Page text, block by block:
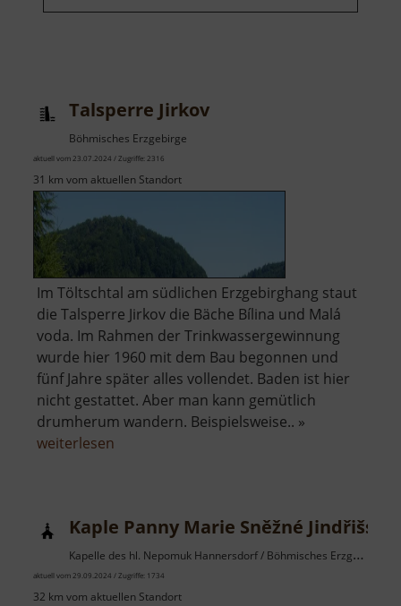
Talsperre Jirkov
Böhmisches Erzgebirge
aktuell vom 23.07.2024 / Zugriffe: 2316
31 km vom aktuellen Standort
Im Töltschtal am südlichen Erzgebirghang staut
die Talsperre Jirkov die Bäche Bílina und Malá
voda. Im Rahmen der Trinkwassergewinnung
wurde hier 1960 mit dem Bau begonnen und
fünf Jahre später alles vollendet. Baden ist hier
nicht gestattet. Aber man kann gemütlich
drumherum wandern. Beispielsweise.. »
weiterlesen
Kaple Panny Marie Sněžné Jindřišská
Kapelle des hl. Nepomuk Hannersdorf / Böhmisches Erzgebirge
aktuell vom 29.09.2024 / Zugriffe: 1734
32 km vom aktuellen Standort